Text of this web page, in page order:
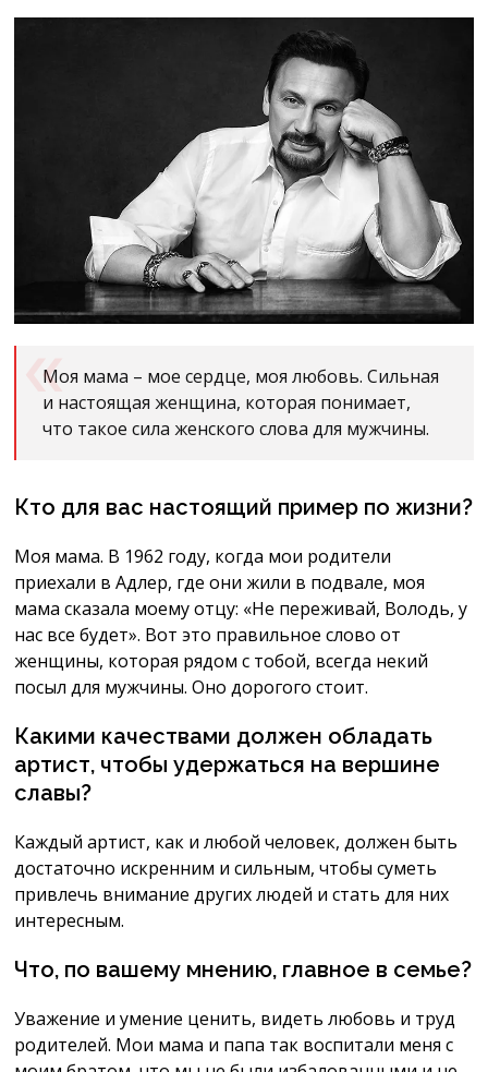
Моя мама – мое сердце, моя любовь. Сильная
и настоящая женщина, которая понимает,
что такое сила женского слова для мужчины.
Кто для вас настоящий пример по жизни?
Моя мама. В 1962 году, когда мои родители
приехали в Адлер, где они жили в подвале, моя
мама сказала моему отцу: «Не переживай, Володь, у
нас все будет». Вот это правильное слово от
женщины, которая рядом с тобой, всегда некий
посыл для мужчины. Оно дорогого стоит.
Какими качествами должен обладать
артист, чтобы удержаться на вершине
славы?
Каждый артист, как и любой человек, должен быть
достаточно искренним и сильным, чтобы суметь
привлечь внимание других людей и стать для них
интересным.
Что, по вашему мнению, главное в семье?
Уважение и умение ценить, видеть любовь и труд
родителей. Мои мама и папа так воспитали меня с